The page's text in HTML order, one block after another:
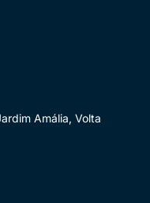
Amália, Volta